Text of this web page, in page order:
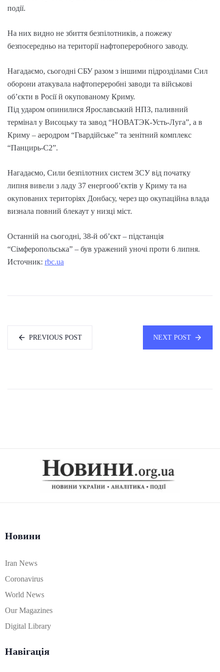
події.
На них видно не збиття безпілотників, а пожежу
безпосередньо на території нафтопереробного заводу.
Нагадаємо, сьогодні СБУ разом з іншими підрозділами Сил
оборони атакувала нафтопереробні заводи та військові
об’єкти в Росії й окупованому Криму.
Під ударом опинилися Ярославський НПЗ, паливний
термінал у Висоцьку та завод “НОВАТЭК-Усть-Луга”, а в
Криму – аеродром “Гвардійське” та зенітний комплекс
“Панцирь-С2”.
Нагадаємо, Сили безпілотних систем ЗСУ від початку
липня вивели з ладу 37 енергооб’єктів у Криму та на
окупованих територіях Донбасу, через що окупаційна влада
визнала повний блекаут у низці міст.
Останній на сьогодні, 38-й об’єкт – підстанція
“Сімферопольська” – був уражений уночі проти 6 липня.
Источник: rbc.ua
PREVIOUS POST NEXT POST
Новини
Iran News
Coronavirus
World News
Our Magazines
Digital Library
Навігація